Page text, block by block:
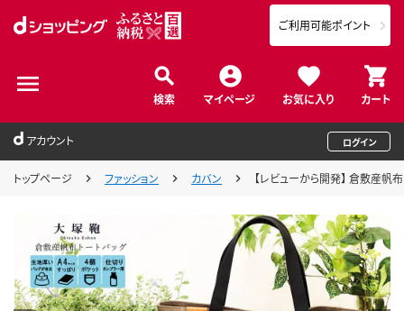
検索 マイページ お気に入り カート
ご利用可能ポイント
アカウント ログイン
トップページ ファッション カバン 【レビューから開発】 倉敷産帆